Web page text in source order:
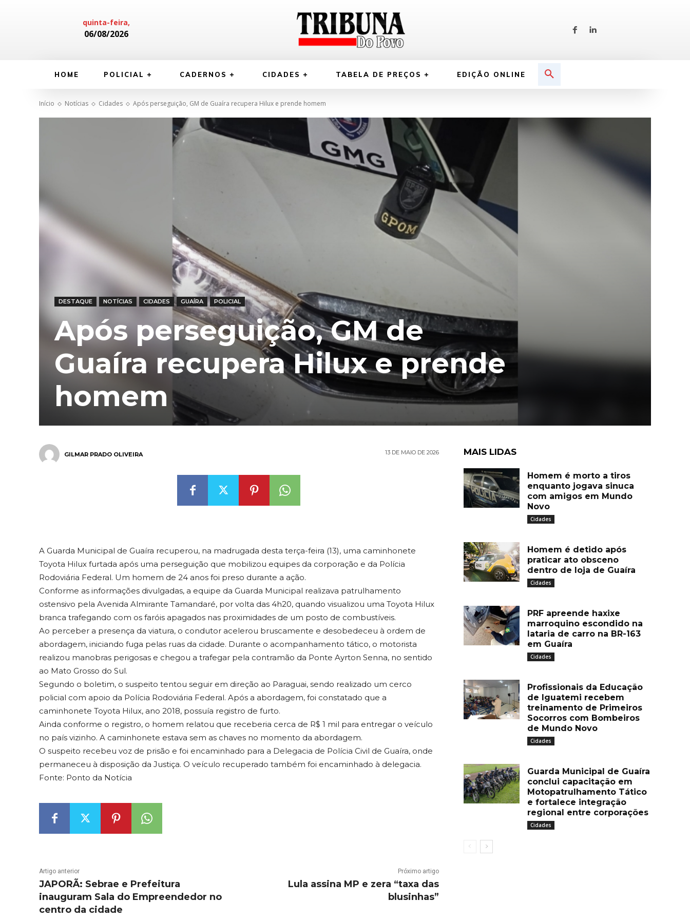
quinta-feira,
06/08/2026
HOME POLICIAL CADERNOS CIDADES TABELA DE PREÇOS EDIÇÃO ONLINE
Início Notícias Cidades Após perseguição, GM de Guaíra recupera Hilux e prende homem
DESTAQUE NOTÍCIAS CIDADES GUAÍRA POLICIAL
Após perseguição, GM de
Guaíra recupera Hilux e prende
homem
GILMAR PRADO OLIVEIRA 13 DE MAIO DE 2026
A Guarda Municipal de Guaíra recuperou, na madrugada desta terça-feira (13), uma caminhonete
Toyota Hilux furtada após uma perseguição que mobilizou equipes da corporação e da Polícia
Rodoviária Federal. Um homem de 24 anos foi preso durante a ação.
Conforme as informações divulgadas, a equipe da Guarda Municipal realizava patrulhamento
ostensivo pela Avenida Almirante Tamandaré, por volta das 4h20, quando visualizou uma Toyota Hilux
branca trafegando com os faróis apagados nas proximidades de um posto de combustíveis.
Ao perceber a presença da viatura, o condutor acelerou bruscamente e desobedeceu à ordem de
abordagem, iniciando fuga pelas ruas da cidade. Durante o acompanhamento tático, o motorista
realizou manobras perigosas e chegou a trafegar pela contramão da Ponte Ayrton Senna, no sentido
ao Mato Grosso do Sul.
Segundo o boletim, o suspeito tentou seguir em direção ao Paraguai, sendo realizado um cerco
policial com apoio da Polícia Rodoviária Federal. Após a abordagem, foi constatado que a
caminhonete Toyota Hilux, ano 2018, possuía registro de furto.
Ainda conforme o registro, o homem relatou que receberia cerca de R$ 1 mil para entregar o veículo
no país vizinho. A caminhonete estava sem as chaves no momento da abordagem.
O suspeito recebeu voz de prisão e foi encaminhado para a Delegacia de Polícia Civil de Guaíra, onde
permaneceu à disposição da Justiça. O veículo recuperado também foi encaminhado à delegacia.
Fonte: Ponto da Notícia
Artigo anterior
JAPORÃ: Sebrae e Prefeitura
inauguram Sala do Empreendedor no
centro da cidade
Próximo artigo
Lula assina MP e zera “taxa das
blusinhas”
MAIS LIDAS
Homem é morto a tiros
enquanto jogava sinuca
com amigos em Mundo
Novo
Cidades
Homem é detido após
praticar ato obsceno
dentro de loja de Guaíra
Cidades
PRF apreende haxixe
marroquino escondido na
lataria de carro na BR-163
em Guaíra
Cidades
Profissionais da Educação
de Iguatemi recebem
treinamento de Primeiros
Socorros com Bombeiros
de Mundo Novo
Cidades
Guarda Municipal de Guaíra
conclui capacitação em
Motopatrulhamento Tático
e fortalece integração
regional entre corporações
Cidades